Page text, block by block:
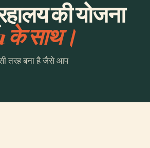
की योजना
के साथ।
तरह बना है जैसे आप